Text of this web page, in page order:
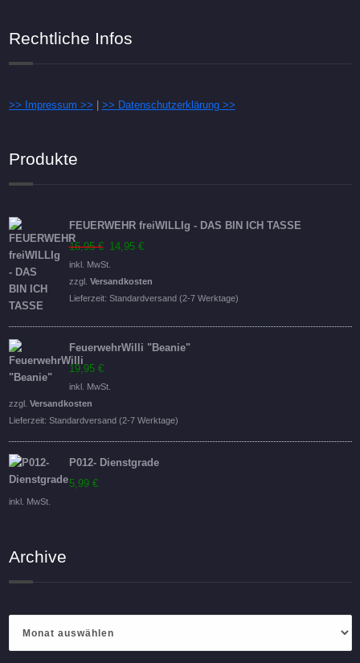
Rechtliche Infos
>> Impressum >> >> Datenschutzerklärung >>
Produkte
FEUERWEHR freiWILLIg - DAS BIN ICH TASSE
16,95€ Ursprünglicher
Preis
war:
16,95 €
14,95 €
ist:
14,95 €.
inkl. MwSt.
zzgl. Versandkosten
Lieferzeit: Standardversand (2-7 Werktage)
FeuerwehrWilli "Beanie"
19,95 €
inkl. MwSt.
zzgl. Versandkosten
Lieferzeit: Standardversand (2-7 Werktage)
P012- Dienstgrade
5,99 €
inkl. MwSt.
Archive